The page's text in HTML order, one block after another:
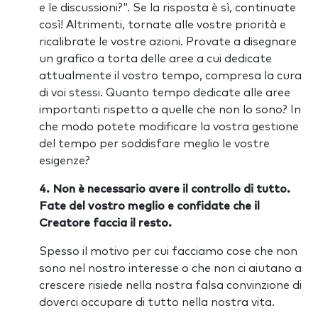
e le discussioni?". Se la risposta è sì, continuate
così! Altrimenti, tornate alle vostre priorità e
ricalibrate le vostre azioni. Provate a disegnare
un grafico a torta delle aree a cui dedicate
attualmente il vostro tempo, compresa la cura
di voi stessi. Quanto tempo dedicate alle aree
importanti rispetto a quelle che non lo sono? In
che modo potete modificare la vostra gestione
del tempo per soddisfare meglio le vostre
esigenze?
4. Non è necessario avere il controllo di tutto.
Fate del vostro meglio e confidate che il
Creatore faccia il resto.
Spesso il motivo per cui facciamo cose che non
sono nel nostro interesse o che non ci aiutano a
crescere risiede nella nostra falsa convinzione di
doverci occupare di tutto nella nostra vita.